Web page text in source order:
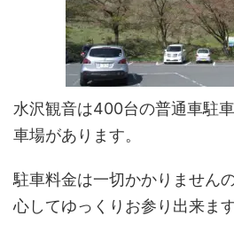
水沢観音は400台の普通車駐
車場があります。
駐車料金は一切かかりません
心してゆっくりお参り出来ます